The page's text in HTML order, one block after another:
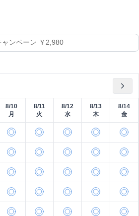
8/10
月
8/11
火
8/12
水
8/13
木
8/14
金